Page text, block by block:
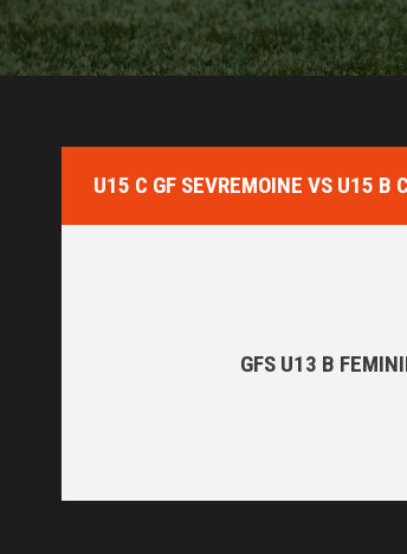
U15 C GF SEVREMOINE VS U15 B
GFS U13 B